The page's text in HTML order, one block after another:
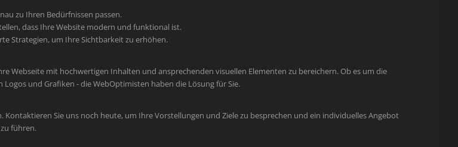
zu Ihren Bedürfnissen passen.
dass Ihre Website modern und funktional ist.
Strategien, um Ihre Sichtbarkeit zu erhöhen.
Webseite mit hochwertigen Inhalten und ansprechenden visuellen Elementen zu bereichern. Ob es um die
und Grafiken - die WebOptimisten haben die Lösung für Sie.
Sie uns noch heute, um Ihre Vorstellungen und Ziele zu besprechen und ein individuelles Angebot
führen.